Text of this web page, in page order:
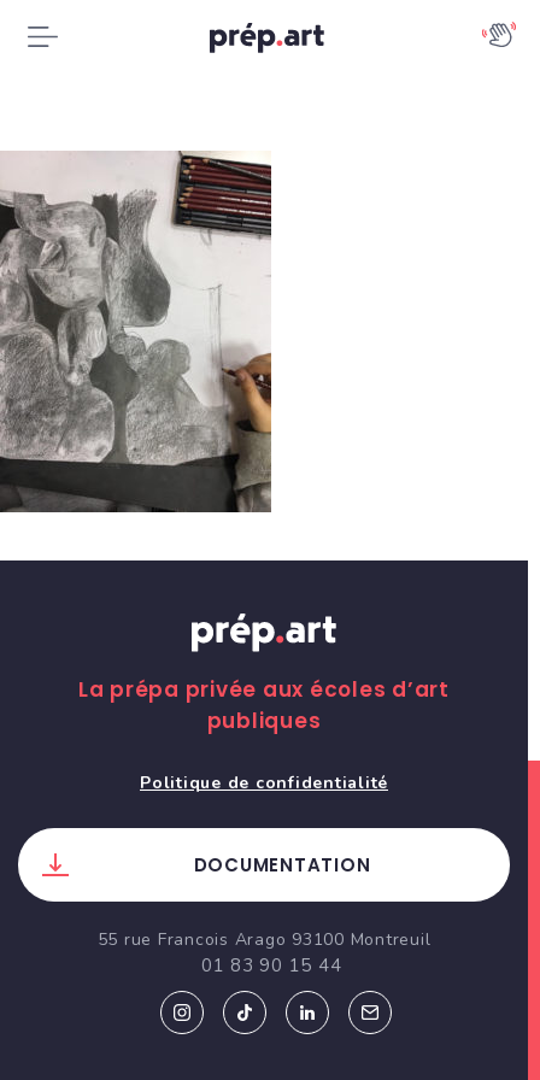
La prépa privée aux écoles d’art
publiques
Politique de confidentialité
DOCUMENTATION
55 rue Francois Arago 93100 Montreuil
01 83 90 15 44